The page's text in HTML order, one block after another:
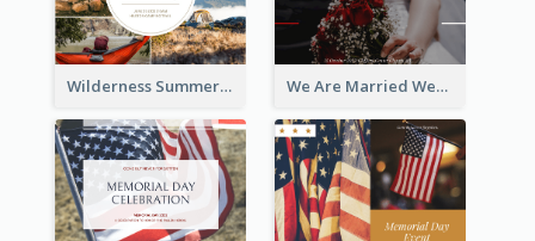
Wilderness Summer Camp Facebook Post We Are Married Wedding Facebook Post